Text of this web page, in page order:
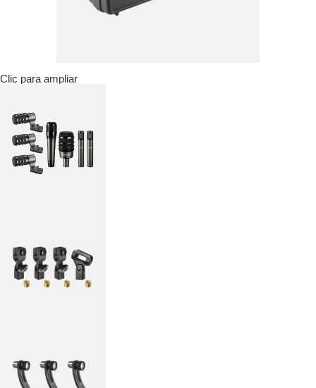
Clic para ampliar